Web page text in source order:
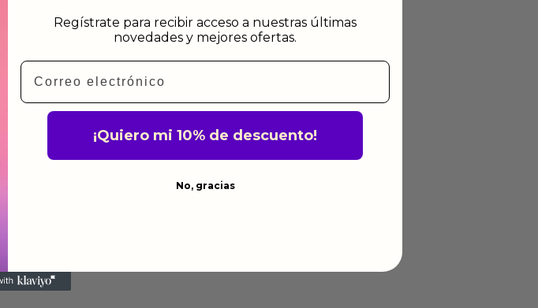
Regístrate para recibir acceso a nuestras últimas
novedades y mejores ofertas.
Email
¡Quiero mi 10% de descuento!
No, gracias